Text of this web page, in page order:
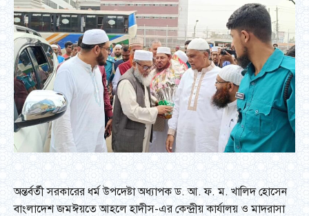
অন্তর্বর্তী সরকারের ধর্ম উপদেষ্টা অধ্যাপক ড. আ. ফ. ম. খালিদ হোসেন
বাংলাদেশ জমঈয়তে আহলে হাদীস-এর কেন্দ্রীয় কার্যালয় ও মাদরাসা